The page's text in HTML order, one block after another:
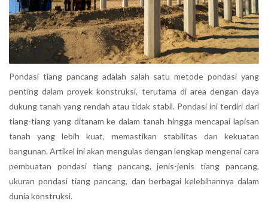
Pondasi tiang pancang adalah salah satu metode pondasi yang
penting dalam proyek konstruksi, terutama di area dengan daya
dukung tanah yang rendah atau tidak stabil. Pondasi ini terdiri dari
tiang-tiang yang ditanam ke dalam tanah hingga mencapai lapisan
tanah yang lebih kuat, memastikan stabilitas dan kekuatan
bangunan. Artikel ini akan mengulas dengan lengkap mengenai cara
pembuatan pondasi tiang pancang, jenis-jenis tiang pancang,
ukuran pondasi tiang pancang, dan berbagai kelebihannya dalam
dunia konstruksi.